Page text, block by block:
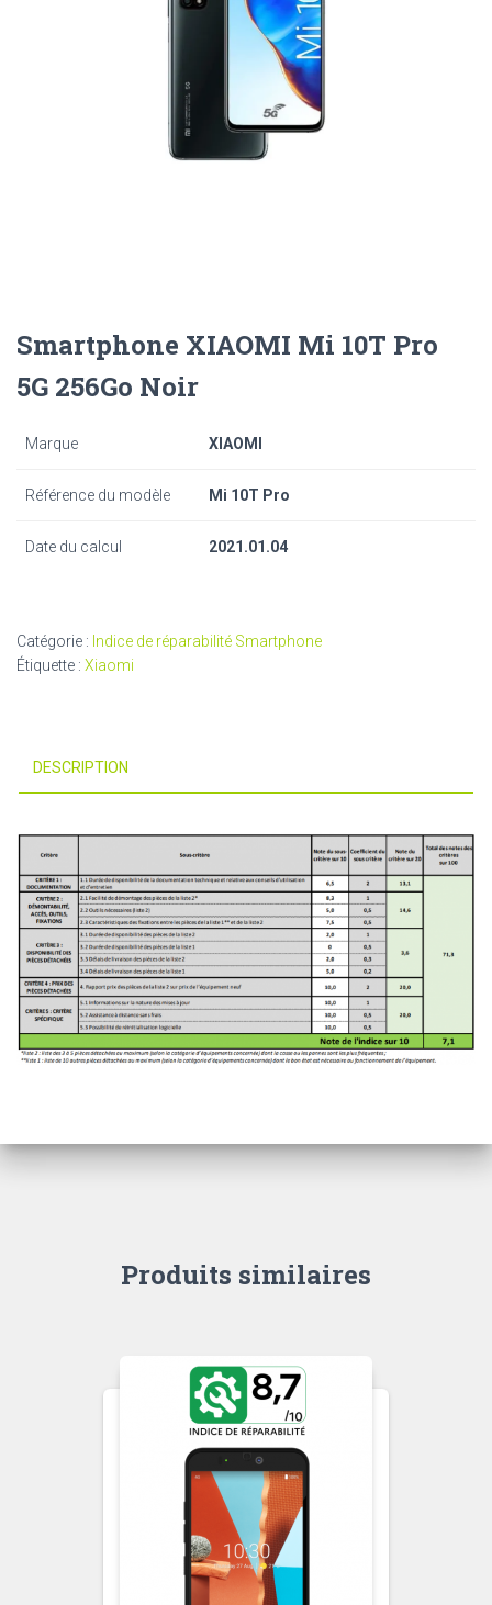
Smartphone XIAOMI Mi 10T Pro
5G 256Go Noir
Marque XIAOMI
Référence du modèle Mi 10T Pro
Date du calcul 2021.01.04
Catégorie : Indice de réparabilité Smartphone
Étiquette : Xiaomi
DESCRIPTION
Produits similaires